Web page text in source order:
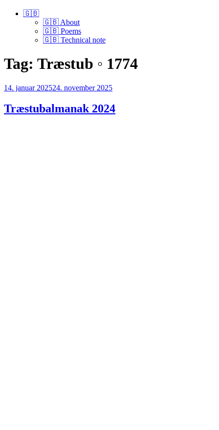
🇬🇧
🇬🇧 About
🇬🇧 Poems
🇬🇧 Technical note
Tag: Træstub ◦ 1774
Udgivet
14. januar 202524. november 2025
Træstubalmanak 2024